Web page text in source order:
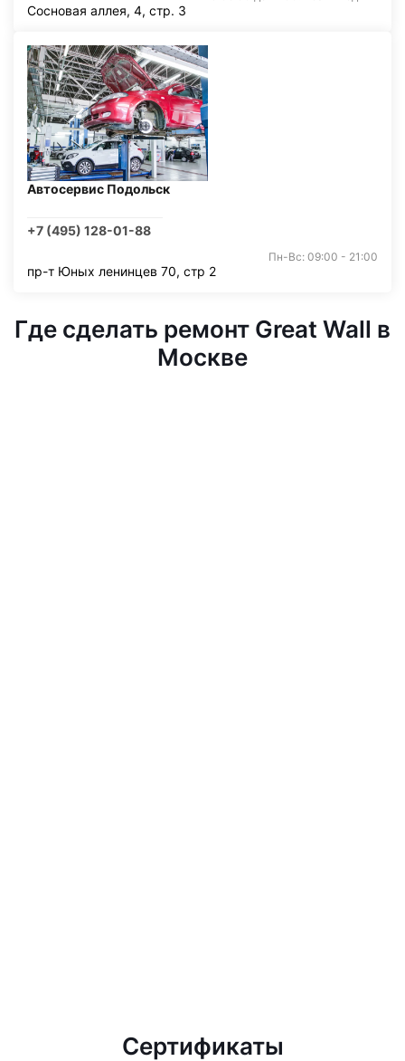
Сосновая аллея, 4, стр. 3
Автосервис Подольск
+7 (495) 128-01-88
Пн-Вс: 09:00 - 21:00
пр-т Юных ленинцев 70, стр 2
Где сделать ремонт Great Wall в
Москве
Сертификаты